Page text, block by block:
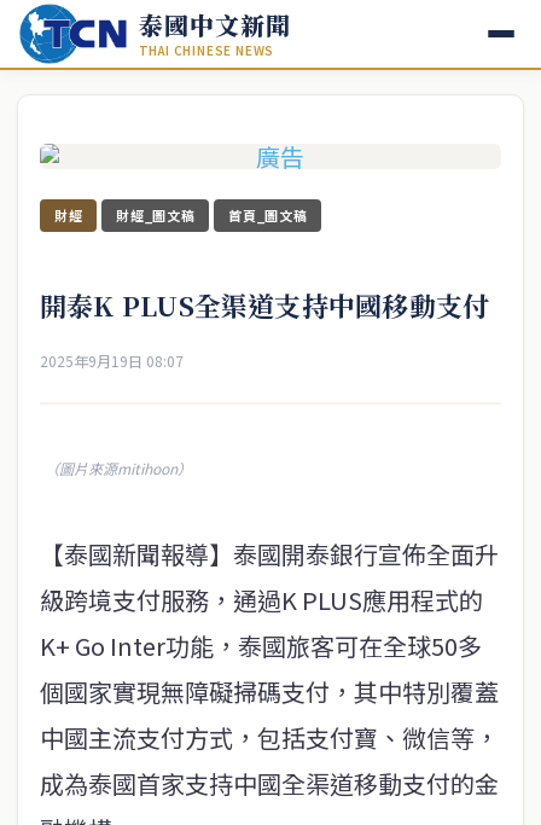
泰國中文新聞
THAI CHINESE NEWS
財經 財經_圖文稿 首頁_圖文稿
開泰K PLUS全渠道支持中國移動支付
2025年9月19日 08:07
（圖片來源mitihoon）
【泰國新聞報導】泰國開泰銀行宣佈全面升
級跨境支付服務，通過K PLUS應用程式的
K+ Go Inter功能，泰國旅客可在全球50多
個國家實現無障礙掃碼支付，其中特別覆蓋
中國主流支付方式，包括支付寶、微信等，
成為泰國首家支持中國全渠道移動支付的金